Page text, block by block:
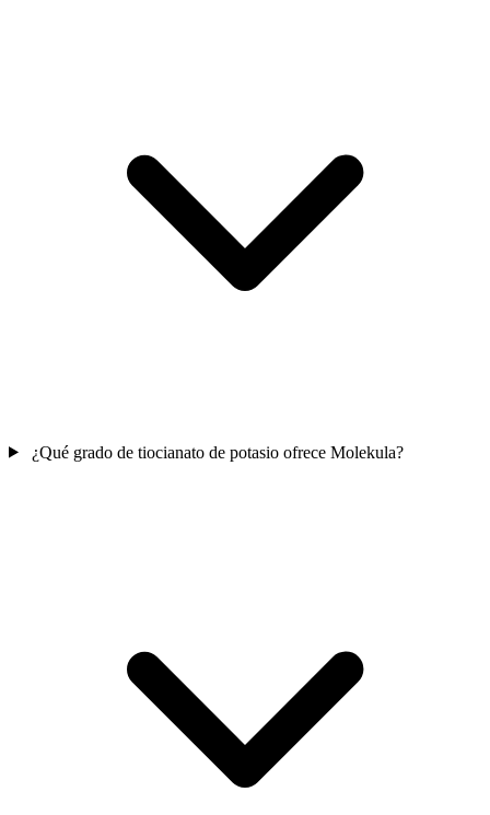
¿Qué grado de tiocianato de potasio ofrece Molekula?